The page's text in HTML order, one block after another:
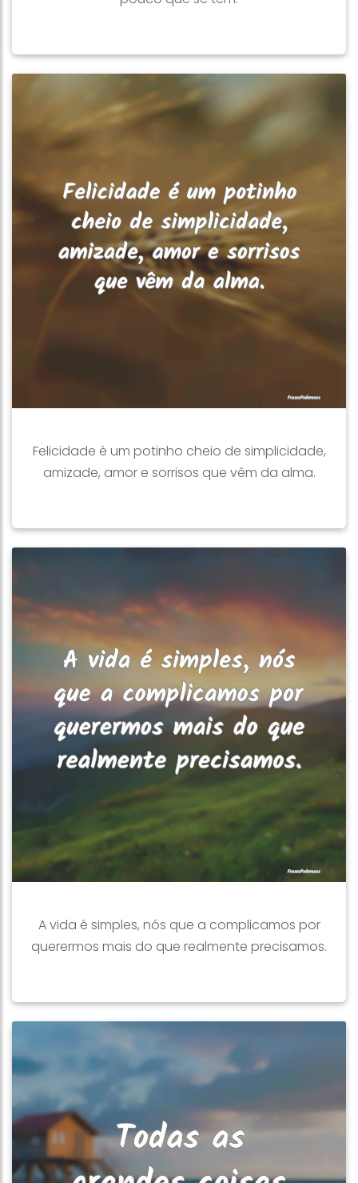
Felicidade é um potinho cheio de simplicidade,
amizade, amor e sorrisos que vêm da alma.
A vida é simples, nós que a complicamos por
querermos mais do que realmente precisamos.